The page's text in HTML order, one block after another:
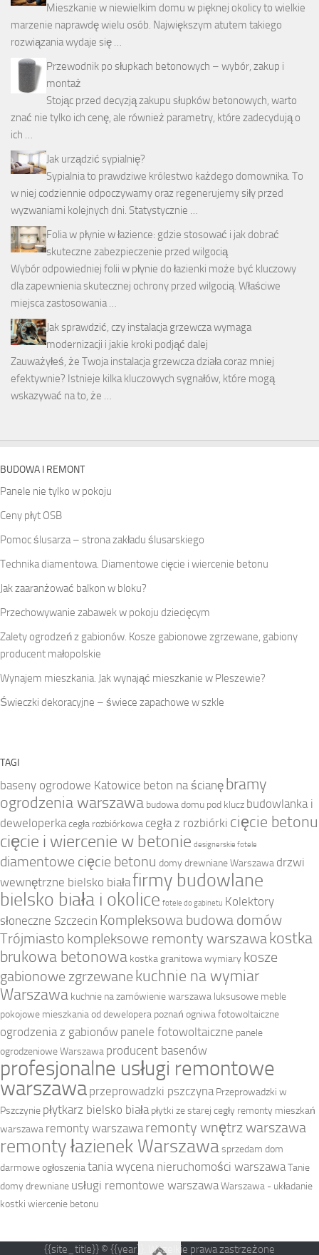
Mieszkanie w niewielkim domu w pięknej okolicy to wielkie
marzenie naprawdę wielu osób. Największym atutem takiego
rozwiązania wydaje się …
Przewodnik po słupkach betonowych – wybór, zakup i
montaż
Stojąc przed decyzją zakupu słupków betonowych, warto
znać nie tylko ich cenę, ale również parametry, które zadecydują o
ich …
Jak urządzić sypialnię?
Sypialnia to prawdziwe królestwo każdego domownika. To
w niej codziennie odpoczywamy oraz regenerujemy siły przed
wyzwaniami kolejnych dni. Statystycznie …
Folia w płynie w łazience: gdzie stosować i jak dobrać
skuteczne zabezpieczenie przed wilgocią
Wybór odpowiedniej folii w płynie do łazienki może być kluczowy
dla zapewnienia skutecznej ochrony przed wilgocią. Właściwe
miejsca zastosowania …
Jak sprawdzić, czy instalacja grzewcza wymaga
modernizacji i jakie kroki podjąć dalej
Zauważyłeś, że Twoja instalacja grzewcza działa coraz mniej
efektywnie? Istnieje kilka kluczowych sygnałów, które mogą
wskazywać na to, że …
BUDOWA I REMONT
Panele nie tylko w pokoju
Ceny płyt OSB
Pomoc ślusarza – strona zakładu ślusarskiego
Technika diamentowa. Diamentowe cięcie i wiercenie betonu
Jak zaaranżować balkon w bloku?
Przechowywanie zabawek w pokoju dziecięcym
Zalety ogrodzeń z gabionów. Kosze gabionowe zgrzewane, gabiony
producent małopolskie
Wynajem mieszkania. Jak wynająć mieszkanie w Pleszewie?
Świeczki dekoracyjne – świece zapachowe w szkle
TAGI
baseny ogrodowe Katowice beton na ścianę bramy
ogrodzenia warszawa budowa domu pod klucz budowlanka i
deweloperkacegła rozbiórkowa cegła z rozbiórki cięcie betonu
cięcie i wiercenie w betonie designerskie fotele
diamentowe cięcie betonu domy drewniane Warszawa drzwi
wewnętrzne bielsko białafirmy budowlane
bielsko biała i okolice fotele do gabinetu Kolektory
słoneczne Szczecin Kompleksowa budowa domów
Trójmiasto kompleksowe remonty warszawakostka
brukowa betonowa kostka granitowa wymiary kosze
gabionowe zgrzewane kuchnie na wymiar
Warszawa kuchnie na zamówienie warszawa luksusowe meble
pokojowe mieszkania od dewelopera poznań ogniwa fotowoltaiczne
ogrodzenia z gabionów panele fotowoltaiczne panele
ogrodzeniowe Warszawa producent basenów
profesjonalne usługi remontowe
warszawa przeprowadzki pszczyna Przeprowadzki w
Pszczynie płytkarz bielsko biała płytki ze starej cegły remonty mieszkań
warszawa remonty warszawa remonty wnętrz warszawa
remonty łazienek Warszawasprzedam dom
darmowe ogłoszeniatania wycena nieruchomości warszawaTanie
domy drewniane usługi remontowe warszawaWarszawa - układanie
kostki wiercenie betonu
{{site_title}} © {{year}}. Wszelkie prawa zastrzeżone